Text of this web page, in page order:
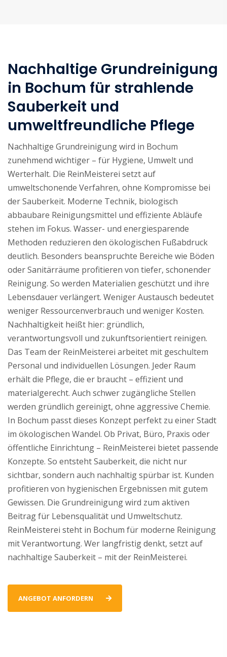
Nachhaltige Grundreinigung
in Bochum für strahlende
Sauberkeit und
umweltfreundliche Pflege
Nachhaltige Grundreinigung wird in Bochum
zunehmend wichtiger – für Hygiene, Umwelt und
Werterhalt. Die ReinMeisterei setzt auf
umweltschonende Verfahren, ohne Kompromisse bei
der Sauberkeit. Moderne Technik, biologisch
abbaubare Reinigungsmittel und effiziente Abläufe
stehen im Fokus. Wasser- und energiesparende
Methoden reduzieren den ökologischen Fußabdruck
deutlich. Besonders beanspruchte Bereiche wie Böden
oder Sanitärräume profitieren von tiefer, schonender
Reinigung. So werden Materialien geschützt und ihre
Lebensdauer verlängert. Weniger Austausch bedeutet
weniger Ressourcenverbrauch und weniger Kosten.
Nachhaltigkeit heißt hier: gründlich,
verantwortungsvoll und zukunftsorientiert reinigen.
Das Team der ReinMeisterei arbeitet mit geschultem
Personal und individuellen Lösungen. Jeder Raum
erhält die Pflege, die er braucht – effizient und
materialgerecht. Auch schwer zugängliche Stellen
werden gründlich gereinigt, ohne aggressive Chemie.
In Bochum passt dieses Konzept perfekt zu einer Stadt
im ökologischen Wandel. Ob Privat, Büro, Praxis oder
öffentliche Einrichtung – ReinMeisterei bietet passende
Konzepte. So entsteht Sauberkeit, die nicht nur
sichtbar, sondern auch nachhaltig spürbar ist. Kunden
profitieren von hygienischen Ergebnissen mit gutem
Gewissen. Die Grundreinigung wird zum aktiven
Beitrag für Lebensqualität und Umweltschutz.
ReinMeisterei steht in Bochum für moderne Reinigung
mit Verantwortung. Wer langfristig denkt, setzt auf
nachhaltige Sauberkeit – mit der ReinMeisterei.
ANGEBOT ANFORDERN